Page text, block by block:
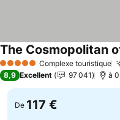
5 Étoiles Complexe touristique
The Cosmopolitan
8,9 Excellent 97 041 à
De 117 €